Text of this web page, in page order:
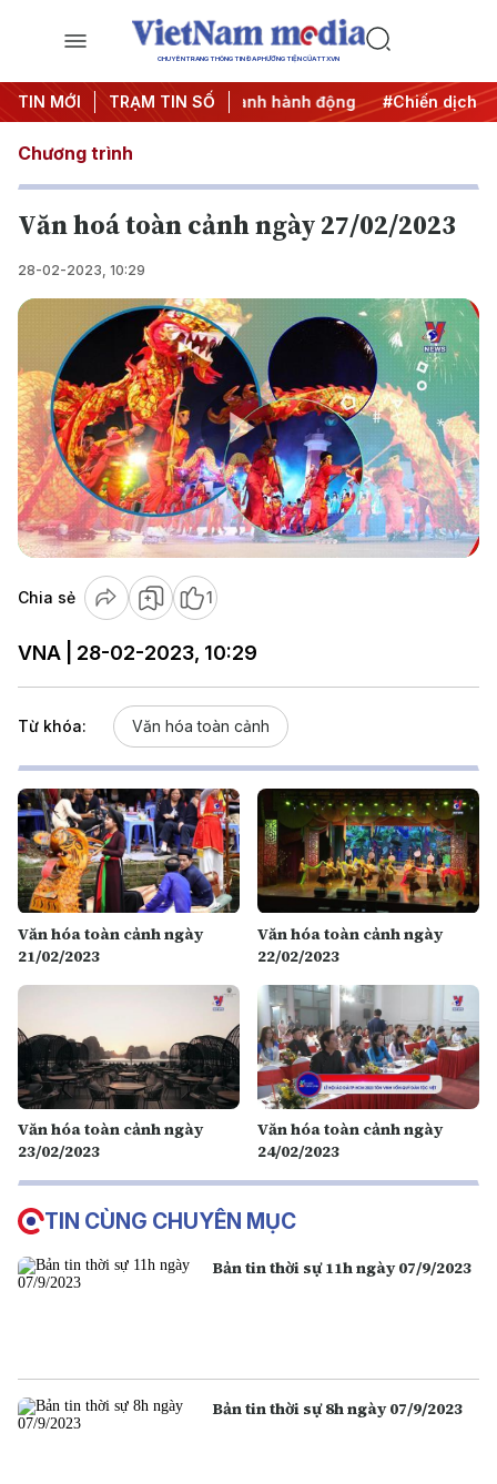
CHUYÊN TRANG THÔNG TIN ĐA PHƯƠNG TIỆN CỦA TTXVN
TIN MỚI TRẠM TIN SỐ
#Đưa Nghị quyết thành hành động #Chiến dịch 500
Chương trình
Văn hoá toàn cảnh ngày 27/02/2023
28-02-2023, 10:29
Play
Video
Chia sẻ 1
VNA | 28-02-2023, 10:29
Từ khóa: Văn hóa toàn cảnh
Văn hóa toàn cảnh ngày
21/02/2023
Văn hóa toàn cảnh ngày
22/02/2023
Văn hóa toàn cảnh ngày
23/02/2023
Văn hóa toàn cảnh ngày
24/02/2023
TIN CÙNG CHUYÊN MỤC
Bản tin thời sự 11h ngày 07/9/2023
Bản tin thời sự 8h ngày 07/9/2023